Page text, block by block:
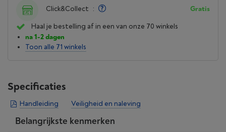
Click&Collect : Gratis
Haal je bestelling af in een van onze 70 winkels
na 1-2 dagen
Toon alle 71 winkels
Specificaties
Handleiding Veiligheid en naleving
Belangrijkste kenmerken